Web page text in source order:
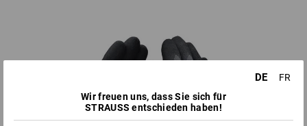
DE
FR
Wir freuen uns, dass Sie sich für
STRAUSS entschieden haben!